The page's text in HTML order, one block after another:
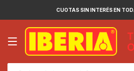
CUOTAS SIN INTERÉS EN